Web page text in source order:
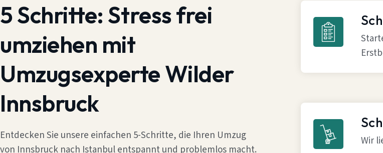
5 Schritte: Stress frei
umziehen mit
Umzugsexperte Wilder
Innsbruck
Entdecken Sie unsere einfachen 5-Schritte, die Ihren Umzug
von Innsbruck nach Istanbul entspannt und problemlos macht.
Wir